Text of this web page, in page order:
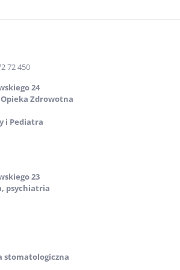
diagnostycznego dla dzieci –
w kierunku spektrum autyzmu
zawiadamiamy…
że w dniu 25 grudnia zmarł
ginekologii i położnictwa Mariusz
72 450
24
Zdrowotna
i Pediatra
23
psychiatria
stomatologiczna